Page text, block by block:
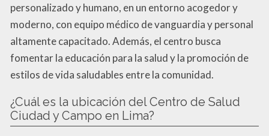
personalizado y humano, en un entorno acogedor y
moderno, con equipo médico de vanguardia y personal
altamente capacitado. Además, el centro busca
fomentar la educación para la salud y la promoción de
estilos de vida saludables entre la comunidad.
¿Cuál es la ubicación del Centro de Salud
Ciudad y Campo en Lima?